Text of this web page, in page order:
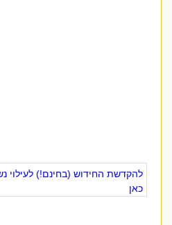
להקדשת החידוש (בחינם!) לעילוי נשמה,